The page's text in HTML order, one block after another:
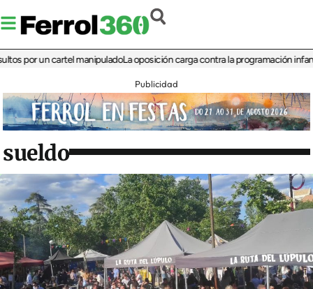
un cartel manipuladoLa oposición carga contra la programación infantil de
Publicidad
sueldo